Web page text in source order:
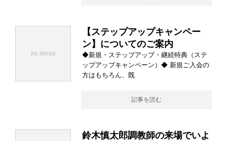
【ステップアップキャンペー
ン】についてのご案内
◆新規・ステップアップ・継続特典（ステ
ップアップキャンペーン）◆ 新規ご入会の
方はもちろん、既
記事を読む
鈴木慎太郎調教師の来場でいよ